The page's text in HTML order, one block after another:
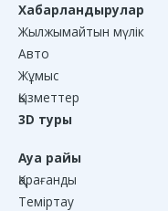
Хабарландырулар
Жылжымайтын мүлік
Авто
Жұмыс
Қызметтер
3D туры
Ауа райы
Қарағанды
Теміртау